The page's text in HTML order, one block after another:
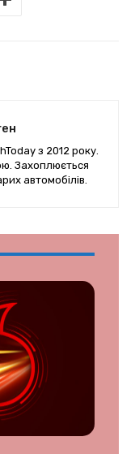
з 2012 року.
Захоплюється
автомобілів.